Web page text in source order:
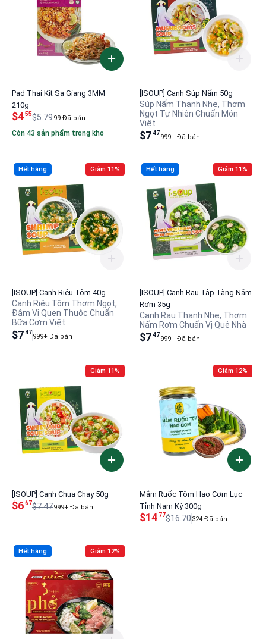
Pad Thai Kit Sa Giang 3MM –
210g
$455$5.7999 Đã bán
Còn 43 sản phẩm trong kho
[ISOUP] Canh Súp Nấm 50g
Súp Nấm Thanh Nhẹ, Thơm
Ngọt Tự Nhiên Chuẩn Món
Việt
$747
999+ Đã bán
Giảm 11%
Hết hàng
[ISOUP] Canh Riêu Tôm 40g
Canh Riêu Tôm Thơm Ngọt,
Đậm Vị Quen Thuộc Chuẩn
Bữa Cơm Việt
$747
999+ Đã bán
Giảm 11%
Hết hàng
[ISOUP] Canh Rau Tập Tàng Nấm
Rơm 35g
Canh Rau Thanh Nhẹ, Thơm
Nấm Rơm Chuẩn Vị Quê Nhà
$747
999+ Đã bán
Giảm 11%
[ISOUP] Canh Chua Chay 50g
$667$7.47999+ Đã bán
Giảm 12%
Mắm Ruốc Tôm Hao Cơm Lục
Tỉnh Nam Kỳ 300g
$14 77$16.70324 Đã bán
Giảm 12%
Hết hàng